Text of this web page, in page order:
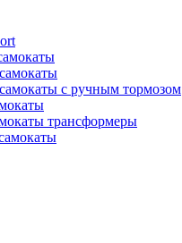
с ручным тормозом
трансформеры